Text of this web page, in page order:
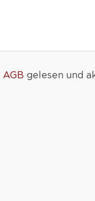
AGB gelesen und